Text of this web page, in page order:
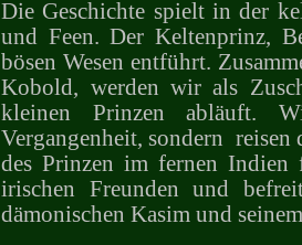
Die Geschichte spielt in der
und Feen. Der Keltenprinz,
bösen Wesen entführt.
Kobold, werden wir als
kleinen Prinzen abläuft.
Vergangenheit, sondern reisen
des Prinzen im fernen
irischen Freunden und
dämonischen Kasim und